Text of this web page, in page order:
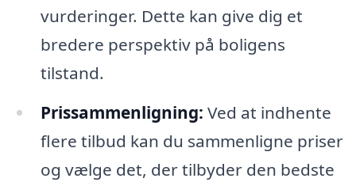
vurderinger. Dette kan give dig et
bredere perspektiv på boligens
tilstand.
Prissammenligning: Ved at indhente
flere tilbud kan du sammenligne priser
og vælge det, der tilbyder den bedste